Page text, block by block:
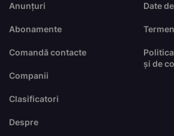
Anunțuri
Abonamente
Comandă contacte
Companii
Clasificatori
Despre
Date
și de